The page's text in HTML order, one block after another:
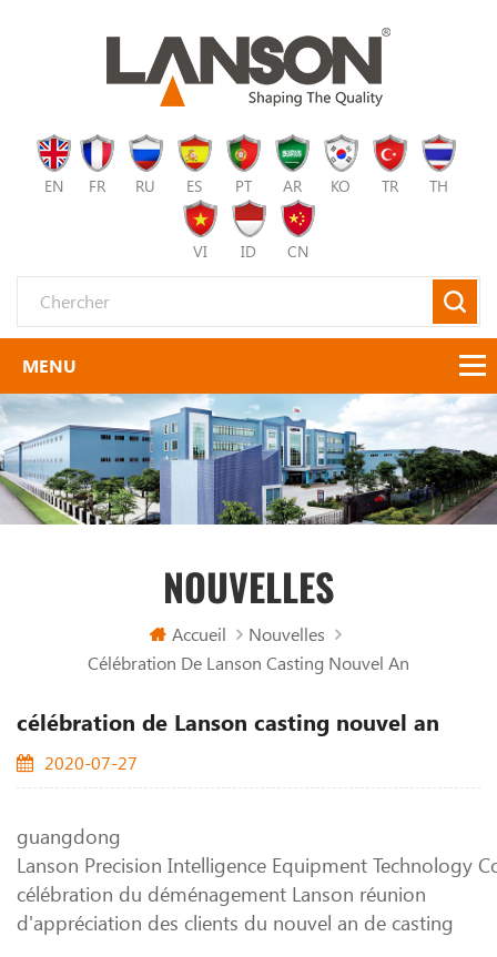
EN FR RU ES PT AR KO TR TH
VI ID CN
NOUVELLES
Accueil
Nouvelles
Célébration De Lanson Casting Nouvel An
célébration de Lanson casting nouvel an
2020-07-27
guangdong
Lanson Precision Intelligence Equipment Technology
célébration du déménagement Lanson réunion
d'appréciation des clients du nouvel an de casting